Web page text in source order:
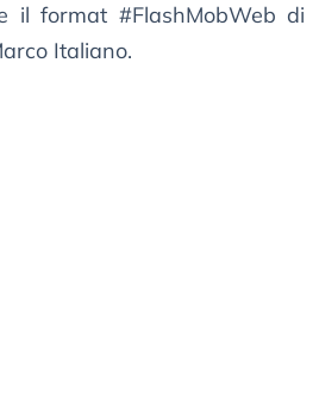
il format #FlashMobWeb di
Italiano.